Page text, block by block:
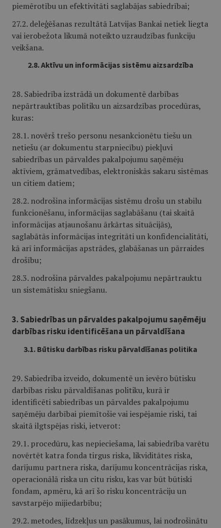
piemērotību un efektivitāti saglabājas sabiedrībai;
27.2. deleģēšanas rezultātā Latvijas Bankai netiek liegta
vai ierobežota likumā noteikto uzraudzības funkciju
veikšana.
2.8. Aktīvu un informācijas sistēmu aizsardzība
28. Sabiedrība izstrādā un dokumentē darbības
nepārtrauktības politiku un aizsardzības procedūras,
kuras:
28.1. novērš trešo personu nesankcionētu tiešu un
netiešu (ar dokumentu starpniecību) piekļuvi
sabiedrības un pārvaldes pakalpojumu saņēmēju
aktīviem, grāmatvedības, elektroniskās sakaru sistēmas
un citiem datiem;
28.2. nodrošina informācijas sistēmu drošu un stabilu
funkcionēšanu, informācijas saglabāšanu (tai skaitā
informācijas atjaunošanu ārkārtas situācijās),
saglabātās informācijas integritāti un konfidencialitāti,
kā arī informācijas apstrādes, glabāšanas un pārraides
drošību;
28.3. nodrošina pārvaldes pakalpojumu nepārtrauktu
un sistemātisku sniegšanu.
3. Sabiedrības un pārvaldes pakalpojumu saņēmēju
darbības risku identificēšana un pārvaldīšana
3.1. Būtisku darbības risku pārvaldīšanas politika
29. Sabiedrība izveido, dokumentē un ievēro būtisku
darbības risku pārvaldīšanas politiku, kurā ir
identificēti sabiedrības un pārvaldes pakalpojumu
saņēmēju darbībai piemītošie vai iespējamie riski, tai
skaitā ilgtspējas riski, ietverot:
29.1. procedūru, kas nepieciešama, lai sabiedrība varētu
novērtēt katra fonda tirgus riska, likviditātes riska,
darījumu partnera riska, darījumu koncentrācijas riska,
operacionālā riska un citu risku, kas var būt būtiski
fondam, apmēru, kā arī šo risku koncentrāciju un
savstarpējo mijiedarbību;
29.2. metodes, līdzekļus un pasākumus, lai nodrošinātu